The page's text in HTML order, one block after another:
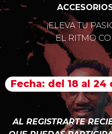
¡ELEVA TU
EL RITMO
Fecha: del 18 al
AL REGISTRARTE